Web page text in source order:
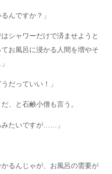
んですか？」
シャワーだけで済ませようと
お風呂に浸かる人間を増やそ
だっていい！」
、と石鹸小僧も言う。
たいですが……」
るんじゃが、お風呂の需要が